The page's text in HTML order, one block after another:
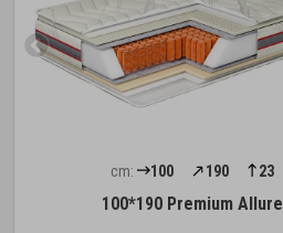
cm: 100 190 23
100*190 Premium Allure